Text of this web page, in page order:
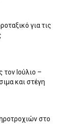
για τις
Ιούλιο –
και στέγη
στο